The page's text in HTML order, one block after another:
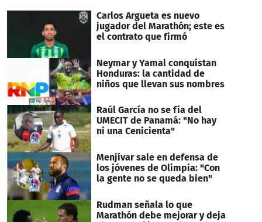
Carlos Argueta es nuevo
jugador del Marathón; este es
el contrato que firmó
Neymar y Yamal conquistan
Honduras: la cantidad de
niños que llevan sus nombres
Raúl García no se fía del
UMECIT de Panamá: "No hay
ni una Cenicienta"
Menjívar sale en defensa de
los jóvenes de Olimpia: "Con
la gente no se queda bien"
Rudman señala lo que
Marathón debe mejorar y deja